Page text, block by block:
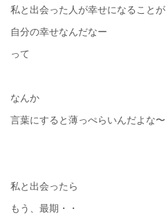
私と出会った人が幸せになることが
自分の幸せなんだなー
って
なんか
言葉にすると薄っぺらいんだよな〜
私と出会ったら
もう、最期・・